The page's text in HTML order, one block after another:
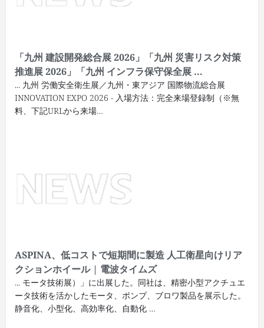
「九州 建設開発総合展 2026」「九州 災害リスク対策
推進展 2026」「九州 インフラ保守保全展 …
... 九州 労働安全衛生展／九州・東アジア 国際物流総合展
INNOVATION EXPO 2026 - 入場方法：完全来場登録制（※無
料、下記URLから来場…
ASPINA、低コストで短期間に製造 人工衛星向けリア
クションホイール | 電波タイムズ
... モータ技術展）」に出展した。同社は、精密小型アクチュエ
ータ技術を活かしたモータ、ポンプ、ブロワ製品を展示した。
静音化、小型化、高効率化、自動化 …